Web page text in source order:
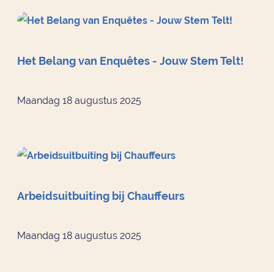
Het Belang van Enquêtes - Jouw Stem Telt!
Maandag 18 augustus 2025
Arbeidsuitbuiting bij Chauffeurs
Maandag 18 augustus 2025